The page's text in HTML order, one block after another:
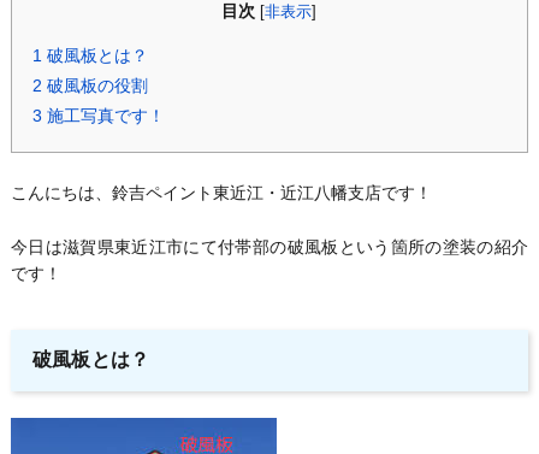
目次 [非表示
1 破風板とは？
2 破風板の役割
3 施工写真です！
こんにちは、鈴吉ペイント東近江・近江八幡支店です！
今日は滋賀県東近江市にて付帯部の破風板という箇所の塗装の紹介
です！
破風板とは？